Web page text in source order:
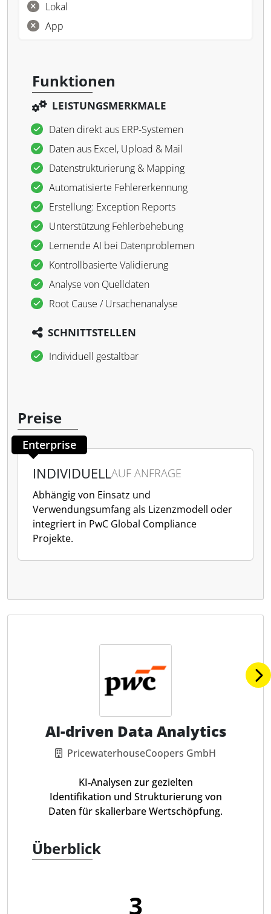
Lokal
App
Funktionen
LEISTUNGSMERKMALE
Daten direkt aus ERP-Systemen
Daten aus Excel, Upload & Mail
Datenstrukturierung & Mapping
Automatisierte Fehlererkennung
Erstellung: Exception Reports
Unterstützung Fehlerbehebung
Lernende AI bei Datenproblemen
Kontrollbasierte Validierung
Analyse von Quelldaten
Root Cause / Ursachenanalyse
SCHNITTSTELLEN
Individuell gestaltbar
Preise
Enterprise
INDIVIDUELLAUF ANFRAGE
Abhängig von Einsatz und
Verwendungsumfang als Lizenzmodell oder
integriert in PwC Global Compliance
Projekte.
AI-driven Data Analytics
PricewaterhouseCoopers GmbH
KI‑Analysen zur gezielten
Identifikation und Strukturierung von
Daten für skalierbare Wertschöpfung.
Überblick
3